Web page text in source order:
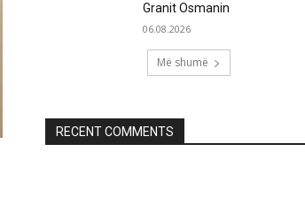
Granit Osmanin
06.08.2026
Më shumë
RECENT COMMENTS